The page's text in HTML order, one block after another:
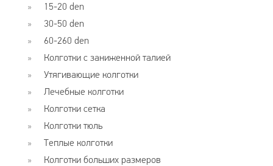
15-20 den
30-50 den
60-260 den
Колготки с заниженной талией
Утягивающие колготки
Лечебные колготки
Колготки сетка
Колготки тюль
Теплые колготки
Колготки больших размеров